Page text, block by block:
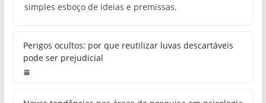
simples esboço de ideias e premissas.
Perigos ocultos: por que reutilizar luvas descartáveis
pode ser prejudicial